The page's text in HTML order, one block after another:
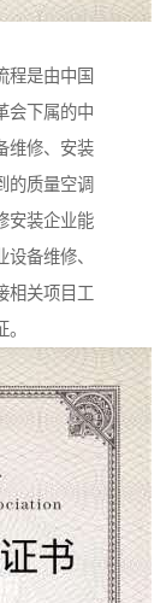
程是由中国
会下属的中
维修、安装
的质量空调
安装企业能
备维修、
相关项目工